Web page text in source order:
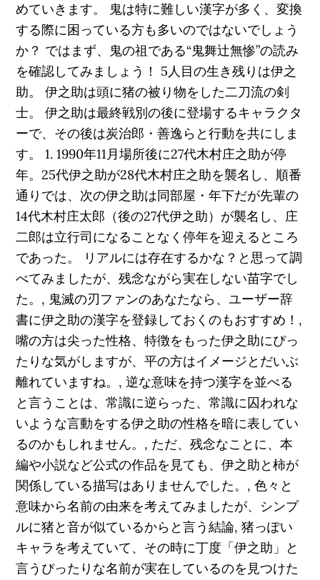
めていきます。 鬼は特に難しい漢字が多く、変換
する際に困っている方も多いのではないでしょう
か？ ではまず、鬼の祖である“鬼舞辻無惨”の読み
を確認してみましょう！ 5人目の生き残りは伊之
助。 伊之助は頭に猪の被り物をした二刀流の剣
士。 伊之助は最終戦別の後に登場するキャラクタ
ーで、その後は炭治郎・善逸らと行動を共にしま
す。 1. 1990年11月場所後に27代木村庄之助が停
年。25代伊之助が28代木村庄之助を襲名し、順番
通りでは、次の伊之助は同部屋・年下だが先輩の
14代木村庄太郎（後の27代伊之助）が襲名し、庄
二郎は立行司になることなく停年を迎えるところ
であった。 リアルには存在するかな？と思って調
べてみましたが、残念ながら実在しない苗字でし
た。, 鬼滅の刃ファンのあなたなら、ユーザー辞
書に伊之助の漢字を登録しておくのもおすすめ！,
嘴の方は尖った性格、特徴をもった伊之助にぴっ
たりな気がしますが、平の方はイメージとだいぶ
離れていますね。, 逆な意味を持つ漢字を並べる
と言うことは、常識に逆らった、常識に囚われな
いような言動をする伊之助の性格を暗に表してい
るのかもしれません。, ただ、残念なことに、本
編や小説など公式の作品を見ても、伊之助と柿が
関係している描写はありませんでした。, 色々と
意味から名前の由来を考えてみましたが、シンプ
ルに猪と音が似ているからと言う結論, 猪っぽい
キャラを考えていて、その時に丁度「伊之助」と
言うぴったりな名前が実在しているのを見つけた